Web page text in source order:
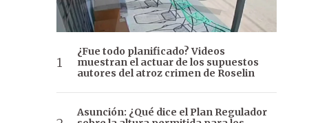
¿Fue todo planificado? Videos
muestran el actuar de los supuestos
autores del atroz crimen de Roselin
Asunción: ¿Qué dice el Plan Regulador